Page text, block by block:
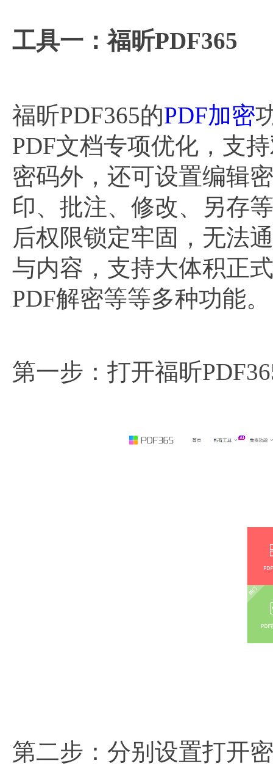
工具一：福昕PDF365
福昕PDF365的PDF加密
PDF文档专项优化，支
密码外，还可设置编辑
印、批注、修改、另存
后权限锁定牢固，无法
与内容，支持大体积正
PDF解密等等多种功能。
第一步：打开福昕
第二步：分别设置打开